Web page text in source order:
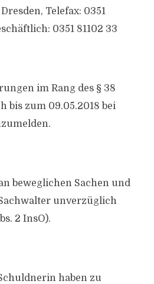
Telefax: 0351
0351 81102 33
im Rang des § 38
bis zum 09.05.2018 bei
beweglichen Sachen und
unverzüglich
2 InsO).
haben zu